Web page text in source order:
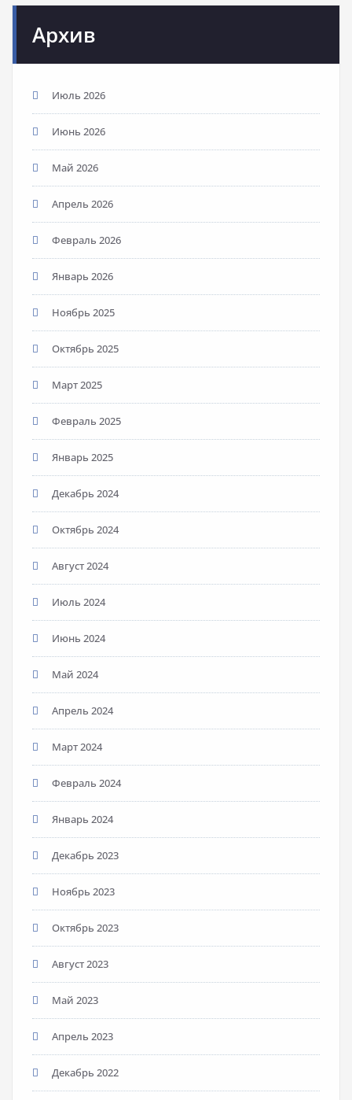
Архив
Июль 2026
Июнь 2026
Май 2026
Апрель 2026
Февраль 2026
Январь 2026
Ноябрь 2025
Октябрь 2025
Март 2025
Февраль 2025
Январь 2025
Декабрь 2024
Октябрь 2024
Август 2024
Июль 2024
Июнь 2024
Май 2024
Апрель 2024
Март 2024
Февраль 2024
Январь 2024
Декабрь 2023
Ноябрь 2023
Октябрь 2023
Август 2023
Май 2023
Апрель 2023
Декабрь 2022